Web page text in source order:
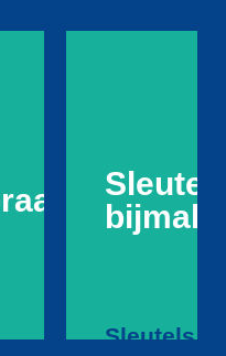
Sleutels